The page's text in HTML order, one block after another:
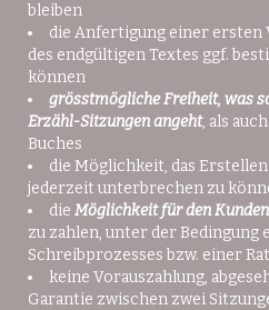
bleiben
die Anfertigung einer ersten
des endgültigen Textes ggf.
können
grösstmögliche Freiheit, was
Erzähl-Sitzungen angeht, als
Buches
die Möglichkeit, das Erstellen
jederzeit unterbrechen zu
die Möglichkeit für den Kunden
zu zahlen, unter der Bedingung
Schreibprozesses bzw. einer
keine Vorauszahlung,
Garantie zwischen zwei